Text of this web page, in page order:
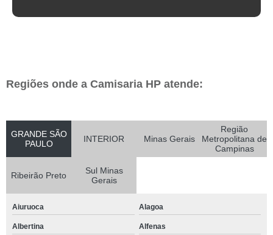
Regiões onde a Camisaria HP atende:
GRANDE SÃO
PAULO
INTERIOR Minas Gerais
Região
Metropolitana de
Campinas
Ribeirão Preto
Sul Minas
Gerais
Aiuruoca Alagoa
Albertina Alfenas